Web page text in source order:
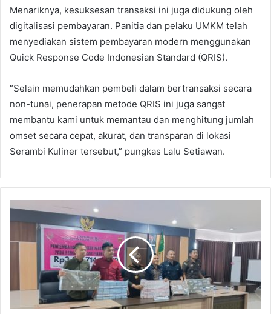
Menariknya, kesuksesan transaksi ini juga didukung oleh
digitalisasi pembayaran. Panitia dan pelaku UMKM telah
menyediakan sistem pembayaran modern menggunakan
Quick Response Code Indonesian Standard (QRIS).
“Selain memudahkan pembeli dalam bertransaksi secara
non-tunai, penerapan metode QRIS ini juga sangat
membantu kami untuk memantau dan menghitung jumlah
omset secara cepat, akurat, dan transparan di lokasi
Serambi Kuliner tersebut,” pungkas Lalu Setiawan.